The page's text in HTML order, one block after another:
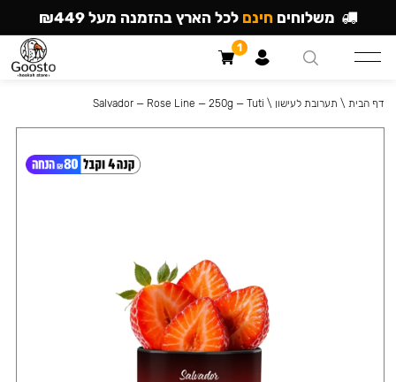
דף הבית \ תערובת לעישון \
Salvador — Rose Line — 250g — Tuti
משלוחים חינם לכל הארץ בהזמנה מעל ₪449
1